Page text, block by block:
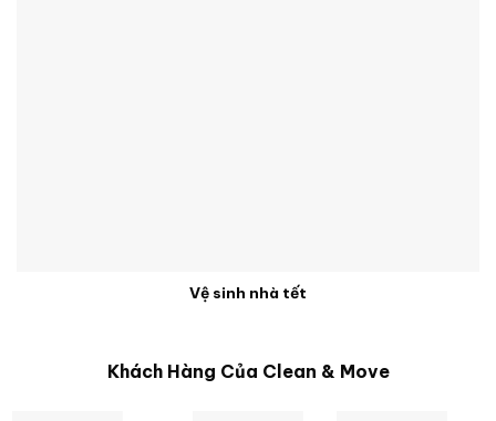
Vệ sinh nhà tết
Khách Hàng Của Clean & Move